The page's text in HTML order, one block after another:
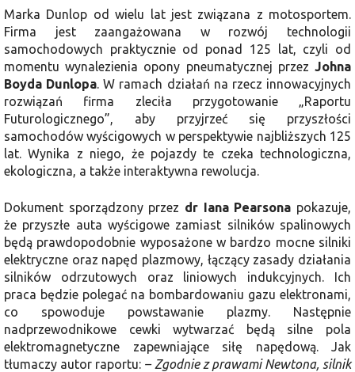
Marka Dunlop od wielu lat jest związana z motosportem.
Firma jest zaangażowana w rozwój technologii
samochodowych praktycznie od ponad 125 lat, czyli od
momentu wynalezienia opony pneumatycznej przez Johna
Boyda Dunlopa. W ramach działań na rzecz innowacyjnych
rozwiązań firma zleciła przygotowanie „Raportu
Futurologicznego”, aby przyjrzeć się przyszłości
samochodów wyścigowych w perspektywie najbliższych 125
lat. Wynika z niego, że pojazdy te czeka technologiczna,
ekologiczna, a także interaktywna rewolucja.
Dokument sporządzony przez dr Iana Pearsona pokazuje,
że przyszłe auta wyścigowe zamiast silników spalinowych
będą prawdopodobnie wyposażone w bardzo mocne silniki
elektryczne oraz napęd plazmowy, łączący zasady działania
silników odrzutowych oraz liniowych indukcyjnych. Ich
praca będzie polegać na bombardowaniu gazu elektronami,
co spowoduje powstawanie plazmy. Następnie
nadprzewodnikowe cewki wytwarzać będą silne pola
elektromagnetyczne zapewniające siłę napędową. Jak
tłumaczy autor raportu: – Zgodnie z prawami Newtona, silnik